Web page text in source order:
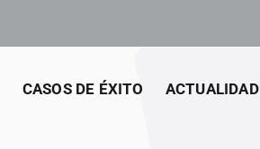
CASOS DE ÉXITO ACTUALIDAD